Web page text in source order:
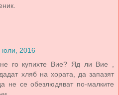
юли, 2016
го купихте Вие? Яд ли Вие ,
хляб на хората, да запазят
не се обезлюдяват по-малките